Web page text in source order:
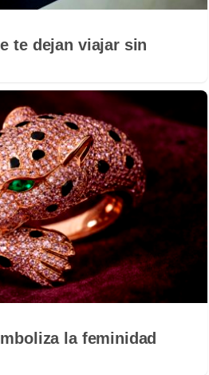
te dejan viajar sin
la feminidad